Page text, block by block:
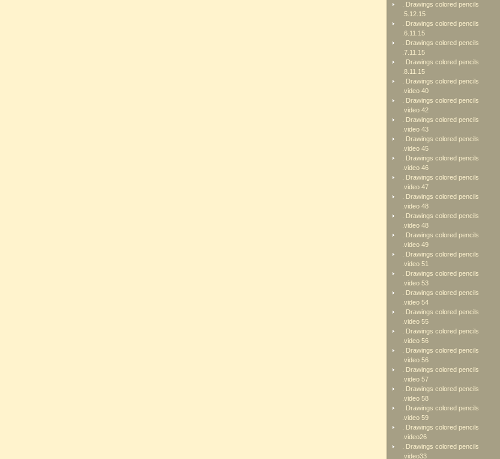
. Drawings colored pencils
.5.12.15
. Drawings colored pencils
.6.11.15
. Drawings colored pencils
.7.11.15
. Drawings colored pencils
.8.11.15
. Drawings colored pencils
.video 40
. Drawings colored pencils
.video 42
. Drawings colored pencils
.video 43
. Drawings colored pencils
.video 45
. Drawings colored pencils
.video 46
. Drawings colored pencils
.video 47
. Drawings colored pencils
.video 48
. Drawings colored pencils
.video 48
. Drawings colored pencils
.video 49
. Drawings colored pencils
.video 51
. Drawings colored pencils
.video 53
. Drawings colored pencils
.video 54
. Drawings colored pencils
.video 55
. Drawings colored pencils
.video 56
. Drawings colored pencils
.video 56
. Drawings colored pencils
.video 57
. Drawings colored pencils
.video 58
. Drawings colored pencils
.video 59
. Drawings colored pencils
.video26
. Drawings colored pencils
.video33